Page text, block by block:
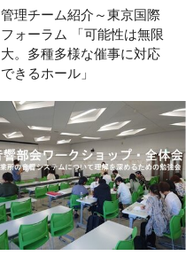
管理チーム紹介～東京国際
フォーラム 「可能性は無限
大。多種多様な催事に対応
できるホール」